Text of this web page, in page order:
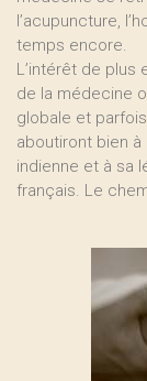
l’acupuncture,
temps encore.
L’intérêt de plus
de la médecine
globale et
aboutiront bien
indienne et à sa
français. Le